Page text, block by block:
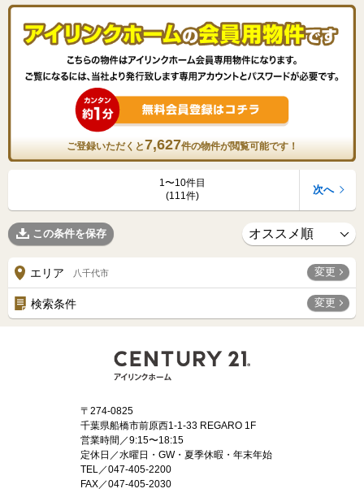
ご登録いただくと7,627件の物件が閲覧可能です！
1〜10件目
(111件)
次へ
この条件を保存
エリア 八千代市 変更
検索条件 変更
〒274-0825
千葉県船橋市前原西1-1-33 REGARO 1F
営業時間／9:15〜18:15
定休日／水曜日・GW・夏季休暇・年末年始
TEL／047-405-2200
FAX／047-405-2030